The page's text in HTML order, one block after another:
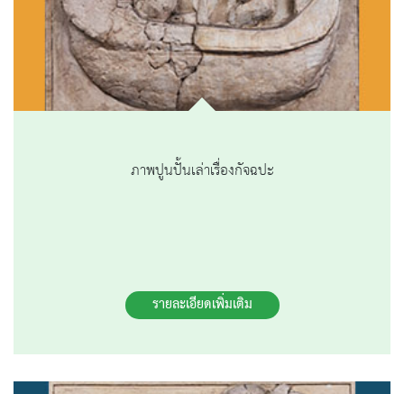
ภาพปูนปั้นเล่าเรื่องกัจฉปะ
รายละเอียดเพิ่มเติม